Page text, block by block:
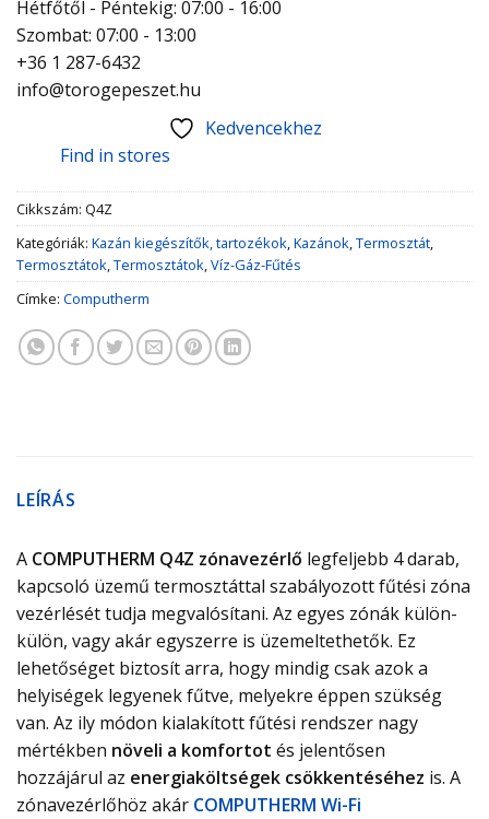
Hétfőtől - Péntekig: 07:00 - 16:00
Szombat: 07:00 - 13:00
+36 1 287-6432
info@torogepeszet.hu
Kedvencekhez
Find in stores
Cikkszám: Q4Z
Kategóriák: Kazán kiegészítők, tartozékok,Kazánok,Termosztát,
Termosztátok,Termosztátok,Víz-Gáz-Fűtés
Címke: Computherm
LEÍRÁS
A COMPUTHERM Q4Z zónavezérlő legfeljebb 4 darab,
kapcsoló üzemű termosztáttal szabályozott fűtési zóna
vezérlését tudja megvalósítani. Az egyes zónák külön-
külön, vagy akár egyszerre is üzemeltethetők. Ez
lehetőséget biztosít arra, hogy mindig csak azok a
helyiségek legyenek fűtve, melyekre éppen szükség
van. Az ily módon kialakított fűtési rendszer nagy
mértékben növeli a komfortot és jelentősen
hozzájárul az energiaköltségek csökkentéséhez is. A
zónavezérlőhöz akár COMPUTHERM Wi-Fi